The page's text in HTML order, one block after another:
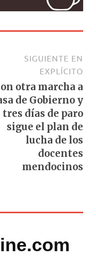
SIGUIENTE EN
EXPLÍCITO
otra marcha a
de Gobierno y
tres días de paro
sigue el plan de
lucha de los
docentes
mendocinos